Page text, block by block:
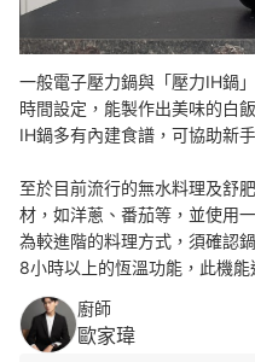
一般電子壓力鍋與「壓力IH鍋
時間設定，能製作出美味的白
IH鍋多有內建食譜， 可協助新
至於目前流行的無水料理及舒
材，如洋蔥、番茄等，並使用
為較進階的料理方式，須確認
8小時以上的恆溫功能，此機
廚師
歐家瑋